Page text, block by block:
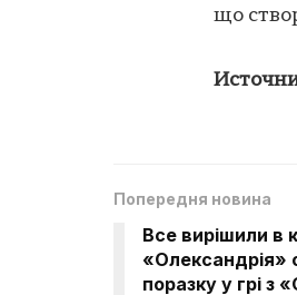
що
Попередня новина
Все вирішили в
«Олександрія»
поразку у грі з